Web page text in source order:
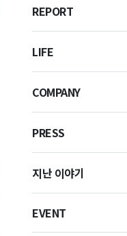
REPORT
LIFE
COMPANY
PRESS
지난 이야기
EVENT